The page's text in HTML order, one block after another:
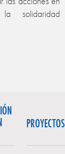
solidaridad
PROYECTOS